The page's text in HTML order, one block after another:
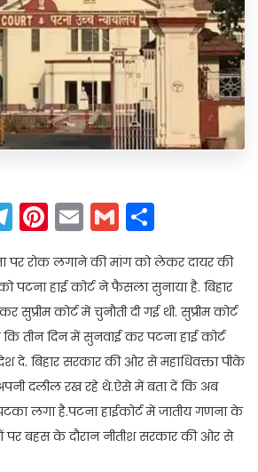
Telegram
Pinterest
EmailGmail
पर रोक लगाने की मांग को लेकर दायर की
पटना हाई कोर्ट ने फैसला सुनाया है. बिहार
कोर्ट में चुनौती दी गई थी. सुप्रीम कोर्ट
तीन दिन में सुनवाई कर पटना हाई कोर्ट
बिहार सरकार की ओर से महाधिवक्ता पीके
अपनी दलील रख रहे थे.ऐसे में बता दें कि अब
लगा है.पटना हाईकोर्ट में जातीय गणना के
पर बहस के दौरान नीतीश सरकार की ओर से